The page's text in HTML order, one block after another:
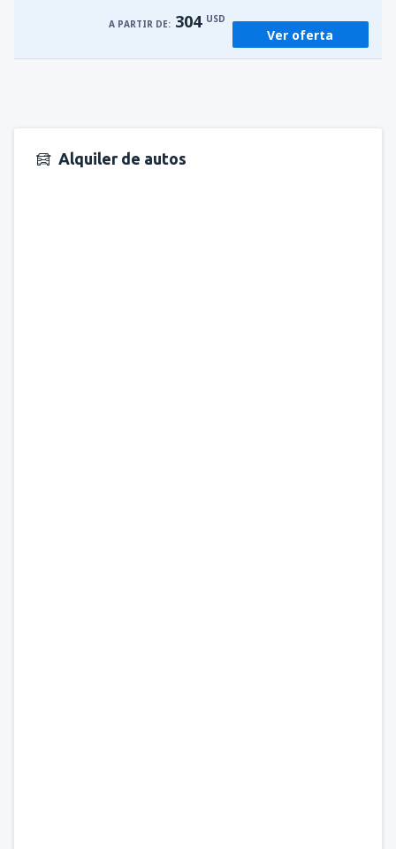
San Juan, Luis Munoz Marín (SJU)
A PARTIR DE: 89USD
A PARTIR DE: 304 USD
Ver oferta
Alquiler de autos